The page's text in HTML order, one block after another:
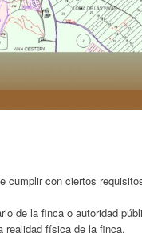
cumplir con ciertos
de la finca o autoridad
realidad física de la finca.